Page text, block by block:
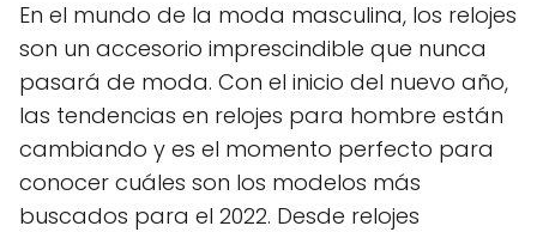
En el mundo de la moda masculina, los relojes
son un accesorio imprescindible que nunca
pasará de moda. Con el inicio del nuevo año,
las tendencias en relojes para hombre están
cambiando y es el momento perfecto para
conocer cuáles son los modelos más
buscados para el 2022. Desde relojes